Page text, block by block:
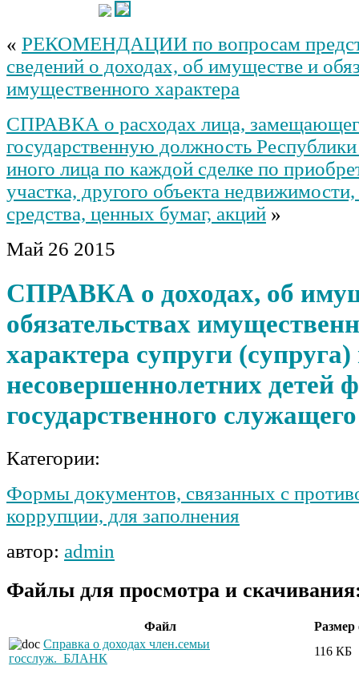
« РЕКОМЕНДАЦИИ по вопросам
сведений о доходах, об имуществе и
имущественного характера
СПРАВКА о расходах лица,
государственную должность
иного лица по каждой сделке по
участка, другого объекта
средства, ценных бумаг, акций »
Май 26 2015
СПРАВКА о доходах, об
обязательствах
характера супруги (супруга)
несовершеннолетних детей
государственного служащего
Категории:
Формы документов, связанных с
коррупции, для заполнения
автор: admin
Файлы для просмотра и
Файл
Размер
Справка о доходах член.семьи
госслуж._БЛАНК
116 КБ